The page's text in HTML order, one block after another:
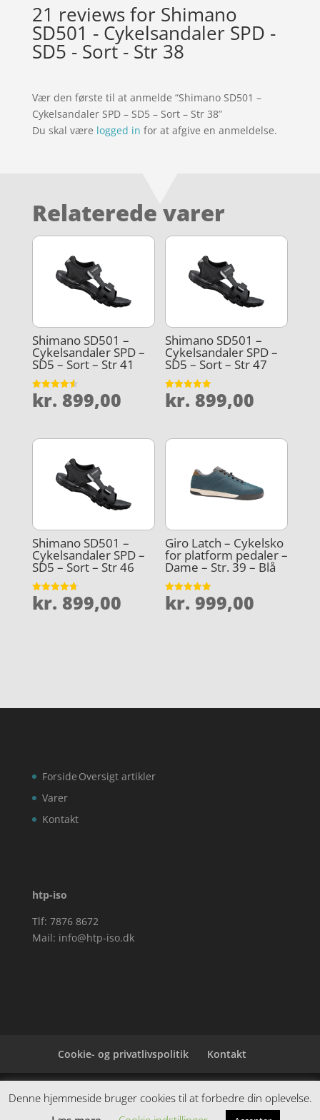
21 reviews for Shimano
SD501 - Cykelsandaler SPD -
SD5 - Sort - Str 38
Vær den første til at anmelde “Shimano SD501 –
Cykelsandaler SPD – SD5 – Sort – Str 38”
Du skal være logged in for at afgive en anmeldelse.
Relaterede varer
Shimano SD501 –
Cykelsandaler SPD –
SD5 – Sort – Str 41
Vurderet
4.6
kr. 899,00
Shimano SD501 –
Cykelsandaler SPD –
SD5 – Sort – Str 47
Vurderet
5
kr. 899,00
Shimano SD501 –
Cykelsandaler SPD –
SD5 – Sort – Str 46
Vurderet
4.7
kr. 899,00
Giro Latch – Cykelsko
for platform pedaler –
Dame – Str. 39 – Blå
Vurderet
4.9
kr. 999,00
Forside
Varer
Kontakt
Oversigt artikler
htp-iso
Tlf: 7876 8672
Mail: info@htp-iso.dk
Cookie- og privatlivspolitik Kontakt
Denne hjemmeside samler et bredt udvalg af
spændende varer. Siden er et affiiliatesite, og nogle
Denne hjemmeside bruger cookies til at forbedre din oplevelse.